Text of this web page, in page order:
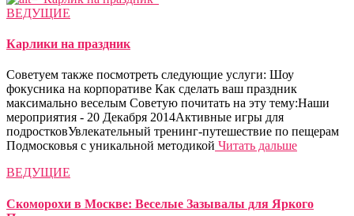
ВЕДУЩИЕ
Карлики на праздник
Советуем также посмотреть следующие услуги: Шоу
фокусника на корпоративе Как сделать ваш праздник
максимально веселым Советую почитать на эту тему:Наши
мероприятия - 20 Декабря 2014Активные игры для
подростковУвлекательный тренинг-путешествие по пещерам
Подмосковья с уникальной методикой Читать дальше
ВЕДУЩИЕ
Скоморохи в Москве: Веселые Зазывалы для Яркого